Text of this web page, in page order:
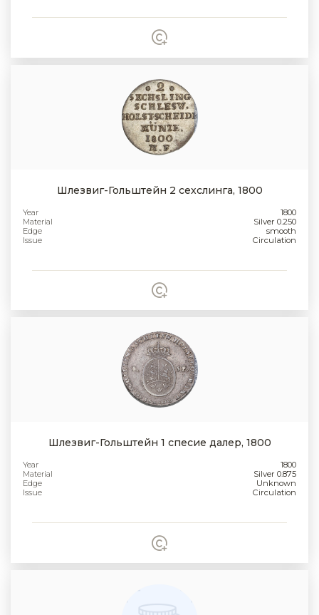
Шлезвиг-Гольштейн 2 сехслинга, 1800
Year
1800
Material
Silver 0.250
Edge
smooth
Issue
Circulation
Шлезвиг-Гольштейн 1 спесие далер, 1800
Year
1800
Material
Silver 0.875
Edge
Unknown
Issue
Circulation